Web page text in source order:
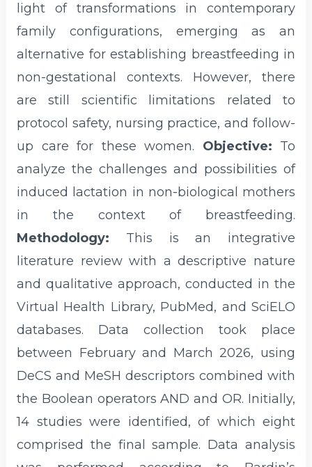
light of transformations in contemporary
family configurations, emerging as an
alternative for establishing breastfeeding in
non-gestational contexts. However, there
are still scientific limitations related to
protocol safety, nursing practice, and follow-
up care for these women. Objective: To
analyze the challenges and possibilities of
induced lactation in non-biological mothers
in the context of breastfeeding.
Methodology: This is an integrative
literature review with a descriptive nature
and qualitative approach, conducted in the
Virtual Health Library, PubMed, and SciELO
databases. Data collection took place
between February and March 2026, using
DeCS and MeSH descriptors combined with
the Boolean operators AND and OR. Initially,
14 studies were identified, of which eight
comprised the final sample. Data analysis